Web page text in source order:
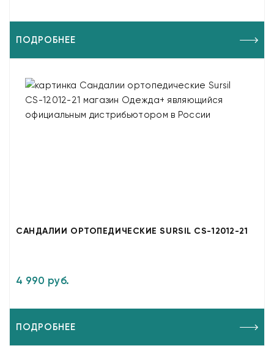
ПОДРОБНЕЕ
САНДАЛИИ ОРТОПЕДИЧЕСКИЕ SURSIL CS-12012-21
4 990 руб.
ПОДРОБНЕЕ